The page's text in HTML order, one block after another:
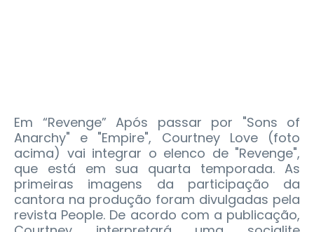
Em “Revenge” Após passar por "Sons of
Anarchy" e "Empire", Courtney Love (foto
acima) vai integrar o elenco de "Revenge",
que está em sua quarta temporada. As
primeiras imagens da participação da
cantora na produção foram divulgadas pela
revista People. De acordo com a publicação,